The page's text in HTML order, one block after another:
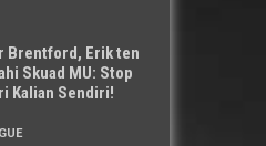
Brentford, Erik ten
Skuad MU: Stop
Kalian Sendiri!